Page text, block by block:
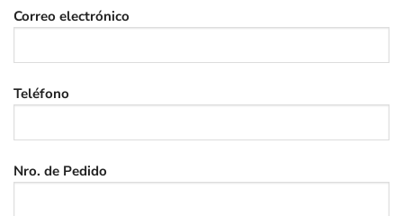
Correo electrónico
Teléfono
Nro. de Pedido